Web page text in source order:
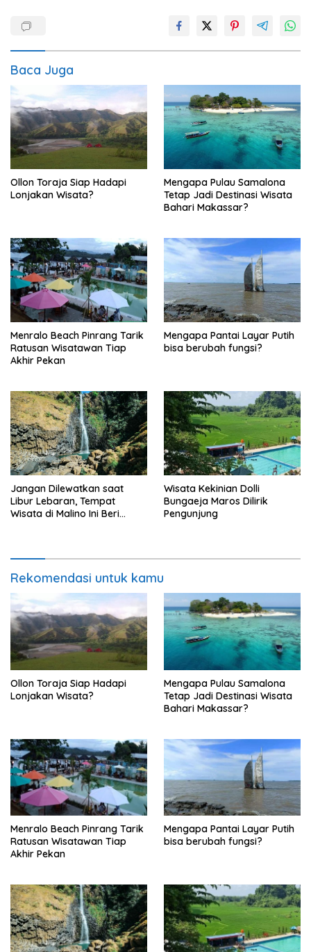
Baca Juga
Ollon Toraja Siap Hadapi
Lonjakan Wisata?
Mengapa Pulau Samalona
Tetap Jadi Destinasi Wisata
Bahari Makassar?
Menralo Beach Pinrang Tarik
Ratusan Wisatawan Tiap
Akhir Pekan
Mengapa Pantai Layar Putih
bisa berubah fungsi?
Jangan Dilewatkan saat
Libur Lebaran, Tempat
Wisata di Malino Ini Beri
Wisata Kekinian Dolli
Bungaeja Maros Dilirik
Pengunjung
Rekomendasi untuk kamu
Ollon Toraja Siap Hadapi
Lonjakan Wisata?
Mengapa Pulau Samalona
Tetap Jadi Destinasi Wisata
Bahari Makassar?
Menralo Beach Pinrang Tarik
Ratusan Wisatawan Tiap
Akhir Pekan
Mengapa Pantai Layar Putih
bisa berubah fungsi?